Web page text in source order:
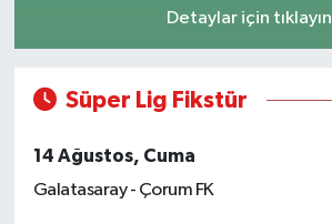
Detaylar için tıklayın
Süper Lig Fikstür
14 Ağustos, Cuma
Galatasaray - Çorum FK